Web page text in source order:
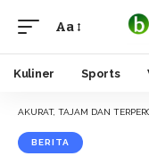
Font
Resizer
Aa
Kuliner Sports
AKURAT, TAJAM DAN
BERITA